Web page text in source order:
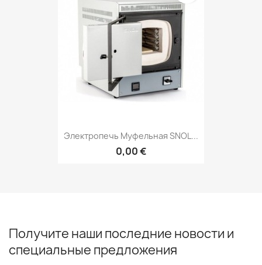
Электропечь Муфельная SNOL...
0,00 €
Получите наши последние новости и
специальные предложения